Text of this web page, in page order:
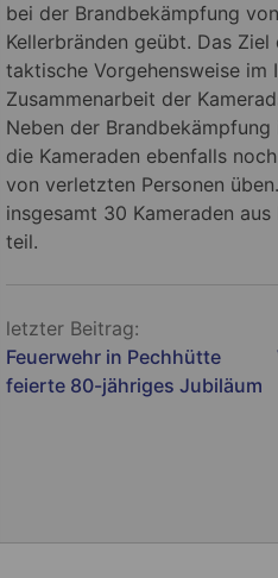
bei der Brandbekämpfung
Kellerbränden geübt. Das
taktische Vorgehensweise im
Zusammenarbeit der
Neben der
die Kameraden ebenfalls
von verletzten Personen
insgesamt 30 Kameraden
teil.
Beitragsnavigation
letzter Beitrag:
Feuerwehr in Pechhütte
feierte 80-jähriges Jubiläum